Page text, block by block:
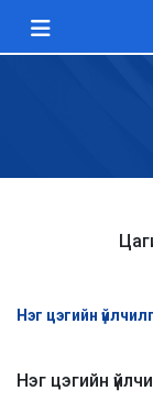
Нэг цэгийн
Нэг цэгийн